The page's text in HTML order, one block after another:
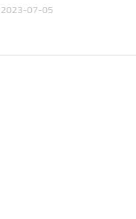
2023-07-05